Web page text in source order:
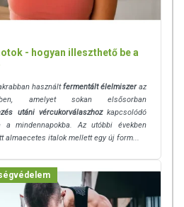
vidék értékeihez. Ehelyett
Ma Képíró Anitával együtt vezetik a
egyedülálló módon
a minőség, atermészetességés az
hagyományainak és azecet
ismeretében szeretnék népszerűsíteni
korszerűsítése is fontos törekvésük.
tudhatnak magukénak,
mellett.
- hogyan illeszthető be a
használtfermentált élelmiszeraz
amelyet sokan elsősorban
utáni vércukorválaszhozkapcsolódó
mindennapokba. Az utóbbi években
almaecetes italok mellett egy új form...